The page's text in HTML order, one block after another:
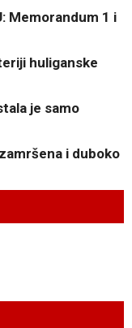
Memorandum 1 i
huliganske
je samo
i duboko